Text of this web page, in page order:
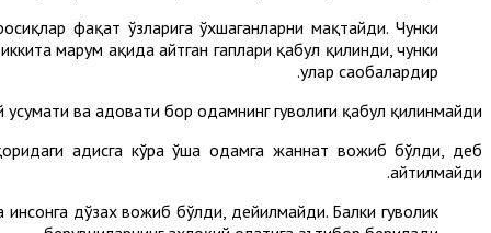
фақат ўзларига ўхшаганларни мақтайди. Чунки
марҳум ҳақида айтган гаплари қабул қилинди, чунки
улар саҳобалардир.
ва адовати бор одамнинг гувоҳлиги қабул қилинмайди.
ҳадисга кўра ўша одамга жаннат вожиб бўлди, деб
айтилмайди.
дўзах вожиб бўлди, дейилмайди. Балки гувоҳлик